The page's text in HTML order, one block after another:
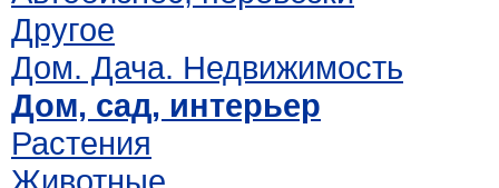
Другое
Дом. Дача. Недвижимость
Дом, сад, интерьер
Растения